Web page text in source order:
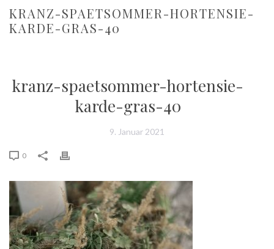
KRANZ-SPAETSOMMER-HORTENSIE-
KARDE-GRAS-40
kranz-spaetsommer-hortensie-
karde-gras-40
9. Januar 2021
0